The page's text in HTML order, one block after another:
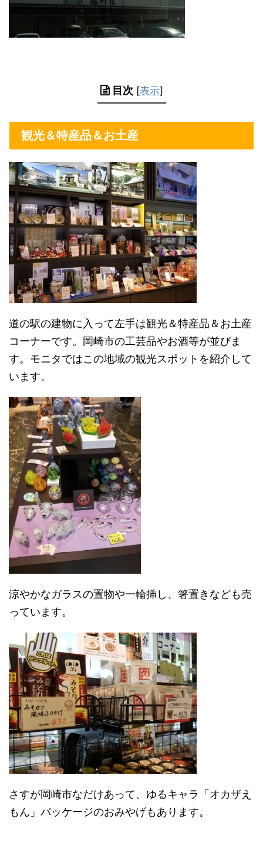
目次 [表示]
観光＆特産品＆お土産
道の駅の建物に入って左手は観光＆特産品＆お土産
コーナーです。岡崎市の工芸品やお酒等が並びま
す。モニタではこの地域の観光スポットを紹介して
います。
涼やかなガラスの置物や一輪挿し、箸置きなども売
っています。
さすが岡崎市なだけあって、ゆるキャラ「オカザえ
もん」パッケージのおみやげもあります。